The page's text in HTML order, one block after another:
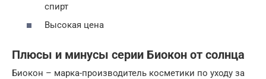
спирт
Высокая цена
Плюсы и минусы серии Биокон от солнца
Биокон – марка-производитель косметики по уходу за